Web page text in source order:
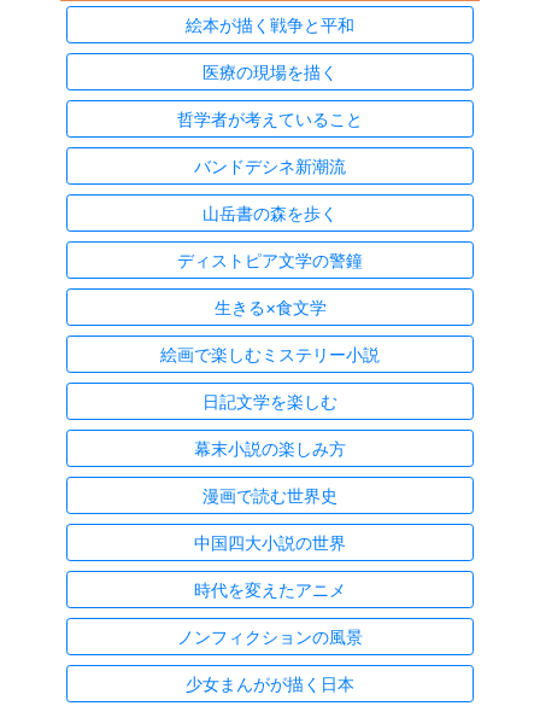
絵本が描く戦争と平和
医療の現場を描く
哲学者が考えていること
バンドデシネ新潮流
山岳書の森を歩く
ディストピア文学の警鐘
生きる×食文学
絵画で楽しむミステリー小説
日記文学を楽しむ
幕末小説の楽しみ方
漫画で読む世界史
中国四大小説の世界
時代を変えたアニメ
ノンフィクションの風景
少女まんがが描く日本